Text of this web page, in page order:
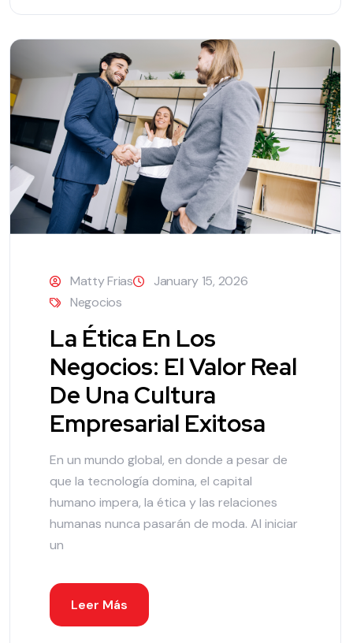
Matty Frias
January 15, 2026
Negocios
La Ética En Los
Negocios: El Valor Real
De Una Cultura
Empresarial Exitosa
En un mundo global, en donde a pesar de
que la tecnología domina, el capital
humano impera, la ética y las relaciones
humanas nunca pasarán de moda. Al iniciar
un
Leer Más